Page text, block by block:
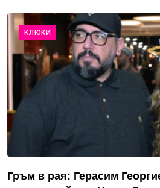
КЛЮКИ
Гръм в рая: Герасим